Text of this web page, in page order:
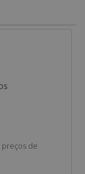
de